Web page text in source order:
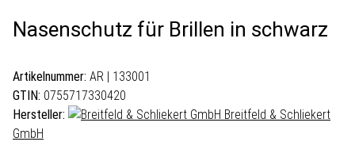
Nasenschutz für Brillen in schwarz
Artikelnummer: AR | 133001
GTIN: 0755717330420
Hersteller:
Breitfeld & Schliekert
GmbH